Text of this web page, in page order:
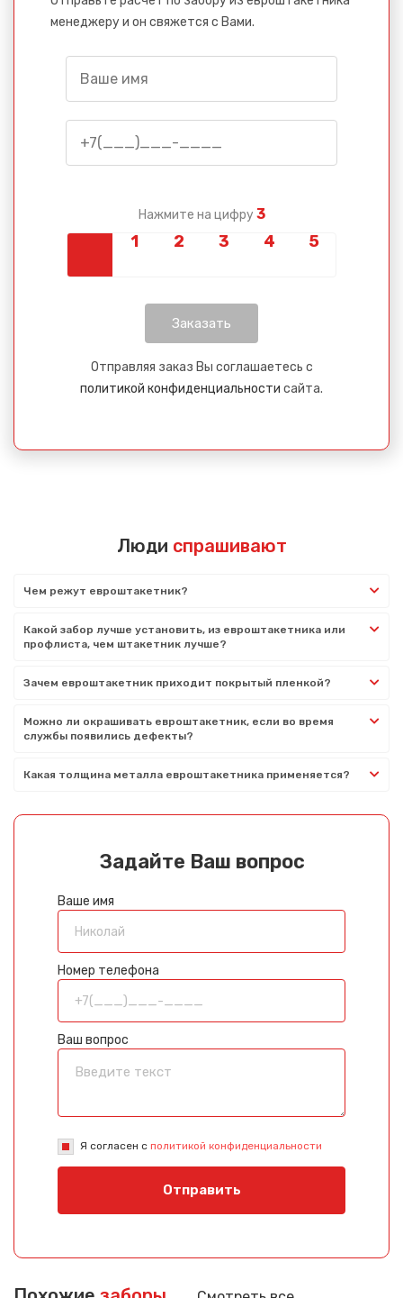
менеджеру и он свяжется с Вами.
Нажмите на цифру 3
Отправляя заказ Вы соглашаетесь с
политикой конфиденциальности сайта.
Люди спрашивают
Чем режут евроштакетник?
Какой забор лучше установить, из евроштакетника или
профлиста, чем штакетник лучше?
Зачем евроштакетник приходит покрытый пленкой?
Можно ли окрашивать евроштакетник, если во время
службы появились дефекты?
Какая толщина металла евроштакетника применяется?
Задайте Ваш вопрос
Ваше имя
Номер телефона
Ваш вопрос
Я согласен с политикой конфиденциальности
Отправить